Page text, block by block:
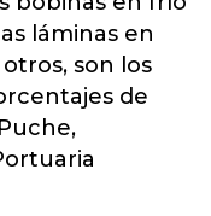
láminas en
son los
de